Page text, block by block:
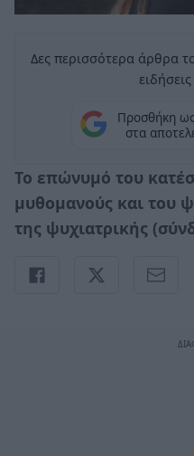
Δες περισσότερα άρθρα
Προσθήκη
στα
Το επώνυμό του
μυθομανούς και του
της ψυχιατρικής